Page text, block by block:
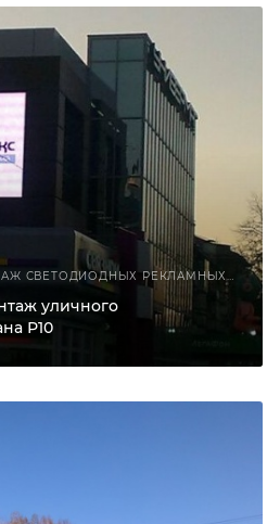
ИЗГОТОВЛЕНИЕ И МОНТАЖ СВЕТОДИОДНЫХ РЕКЛАМНЫХ КОНСТРУКЦИЙ
уличного
Р10